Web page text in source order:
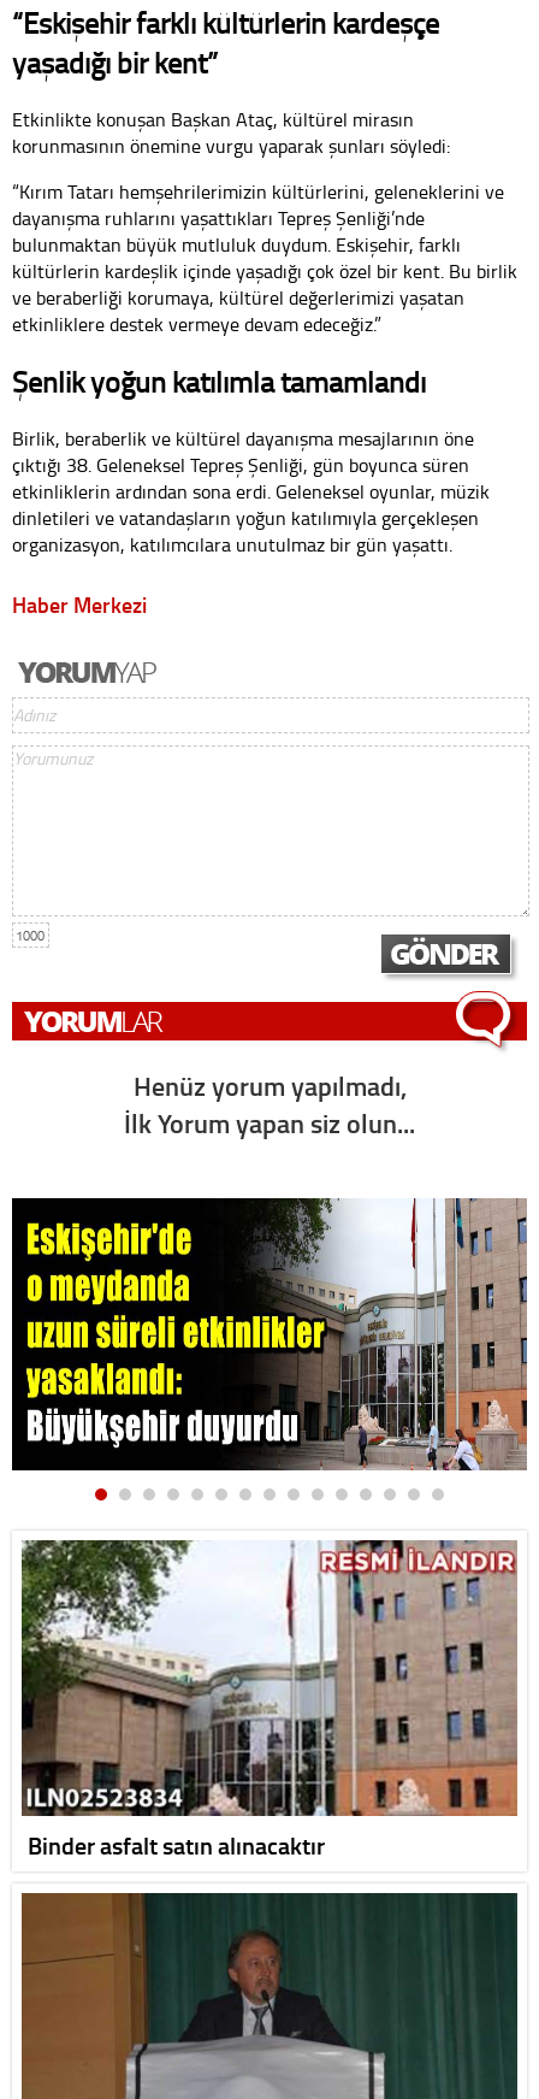
“Eskişehir farklı kültürlerin kardeşçe
yaşadığı bir kent”
Etkinlikte konuşan Başkan Ataç, kültürel mirasın
korunmasının önemine vurgu yaparak şunları söyledi:
“Kırım Tatarı hemşehrilerimizin kültürlerini, geleneklerini ve
dayanışma ruhlarını yaşattıkları Tepreş Şenliği’nde
bulunmaktan büyük mutluluk duydum. Eskişehir, farklı
kültürlerin kardeşlik içinde yaşadığı çok özel bir kent. Bu birlik
ve beraberliği korumaya, kültürel değerlerimizi yaşatan
etkinliklere destek vermeye devam edeceğiz.”
Şenlik yoğun katılımla tamamlandı
Birlik, beraberlik ve kültürel dayanışma mesajlarının öne
çıktığı 38. Geleneksel Tepreş Şenliği, gün boyunca süren
etkinliklerin ardından sona erdi. Geleneksel oyunlar, müzik
dinletileri ve vatandaşların yoğun katılımıyla gerçekleşen
organizasyon, katılımcılara unutulmaz bir gün yaşattı.
Haber Merkezi
1000
Henüz yorum yapılmadı,
İlk Yorum yapan siz olun...
Binder asfalt satın alınacaktır